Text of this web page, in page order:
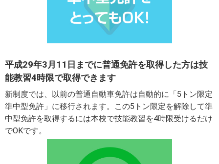
平成29年3月11日までに普通免許を取得した方は技
能教習4時限で取得できます
新制度では、以前の普通自動車免許は自動的に「5トン限定
準中型免許」に移行されます。この5トン限定を解除して準
中型免許を取得するには本校で技能教習を4時限受けるだけ
でOKです。